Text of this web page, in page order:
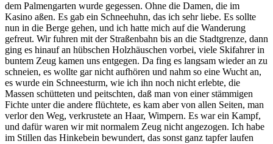
dem Palmengarten wurde gegessen. Ohne die Damen, die im
Kasino aßen. Es gab ein Schneehuhn, das ich sehr liebe. Es sollte
nun in die Berge gehen, und ich hatte mich auf die Wanderung
gefreut. Wir fuhren mit der Straßenbahn bis an die Stadtgrenze, dann
ging es hinauf an hübschen Holzhäuschen vorbei, viele Skifahrer in
buntem Zeug kamen uns entgegen. Da fing es langsam wieder an zu
schneien, es wollte gar nicht aufhören und nahm so eine Wucht an,
es wurde ein Schneesturm, wie ich ihn noch nicht erlebte, die
Massen schütteten und peitschten, daß man von einer stämmigen
Fichte unter die andere flüchtete, es kam aber von allen Seiten, man
verlor den Weg, verkrustete an Haar, Wimpern. Es war ein Kampf,
und dafür waren wir mit normalem Zeug nicht angezogen. Ich habe
im Stillen das Hinkebein bewundert, das sonst ganz tapfer laufen